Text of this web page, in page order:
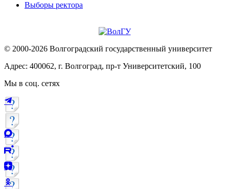
Выборы ректора
© 2000-2026 Волгоградский государственный университет
Адрес: 400062, г. Волгоград, пр-т Университетский, 100
Мы в соц. сетях